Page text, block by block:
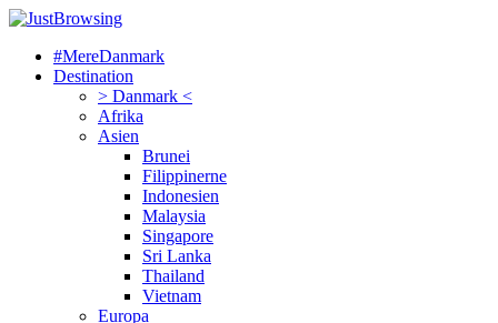
#MereDanmark
Destination
> Danmark <
Afrika
Asien
Brunei
Filippinerne
Indonesien
Malaysia
Singapore
Sri Lanka
Thailand
Vietnam
Europa